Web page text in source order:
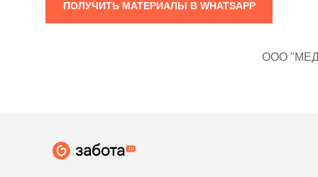
ПОЛУЧИТЬ МАТЕРИАЛЫ В WHATSAPP
ООО